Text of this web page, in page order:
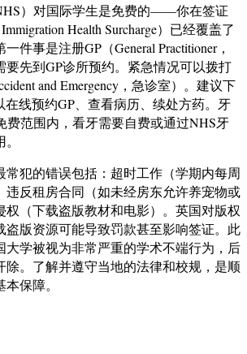
）对国际学生是免费的——你在签证
Health Surcharge）已经覆盖了
件事是注册GP（General Practitioner，
要先到GP诊所预约。紧急情况可以拨打
and Emergency，急诊室）。建议下
线预约GP、查看病历、续处方药。牙
费范围内，看牙需要自费或通过NHS牙
常犯的错误包括：超时工作（学期内每周
违反租房合同（如未经房东允许养宠物或
权（下载盗版教材和电影）。英国对版权
盗版资源可能导致罚款甚至影响签证。此
大学被视为非常严重的学术不端行为，后
除。了解并遵守当地的法律和校规，是顺
保障。